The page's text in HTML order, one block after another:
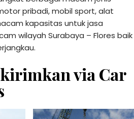
pribadi, mobil sport, alat
kapasitas untuk jasa
wilayah Surabaya – Flores baik
via Car